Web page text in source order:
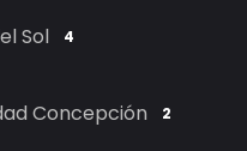
Sol 4
Concepción 2